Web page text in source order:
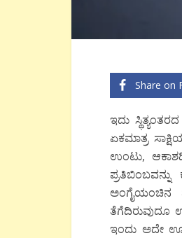
Share on
ಇದು
ಏಕಮಾತ್ರ
ಉಂಟು,
ಅಂಗೈಯಂಚಿನ
ತೆಗೆದಿರುವುದೂ
ಇಂದು ಅದೇ